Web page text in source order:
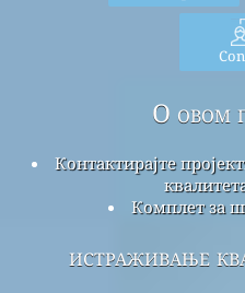
О овом
Контактирајте
Комплет за
истраживање